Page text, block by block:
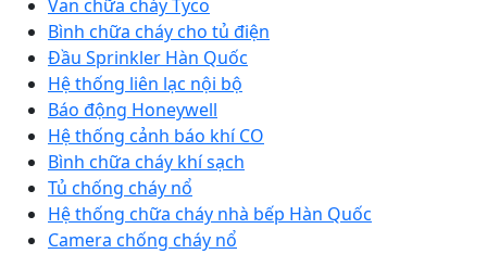
Van chữa cháy Tyco
Bình chữa cháy cho tủ điện
Đầu Sprinkler Hàn Quốc
Hệ thống liên lạc nội bộ
Báo động Honeywell
Hệ thống cảnh báo khí CO
Bình chữa cháy khí sạch
Tủ chống cháy nổ
Hệ thống chữa cháy nhà bếp Hàn Quốc
Camera chống cháy nổ